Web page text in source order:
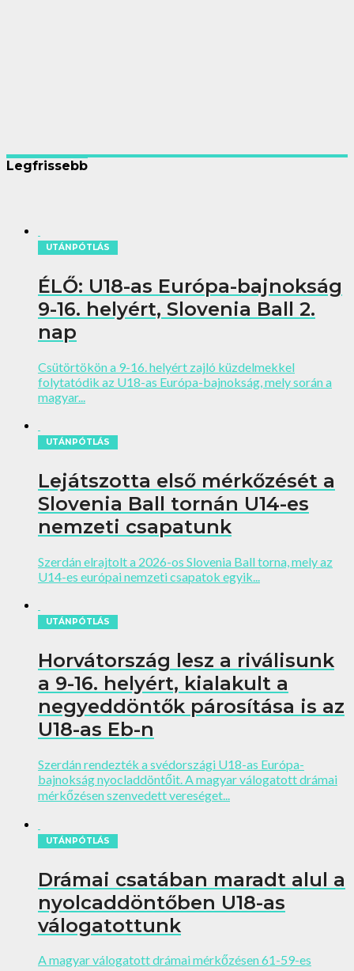
Legfrissebb
UTÁNPÓTLÁS
ÉLŐ: U18-as Európa-bajnokság
9-16. helyért, Slovenia Ball 2.
nap
Csütörtökön a 9-16. helyért zajló küzdelmekkel
folytatódik az U18-as Európa-bajnokság, mely során a
magyar...
UTÁNPÓTLÁS
Lejátszotta első mérkőzését a
Slovenia Ball tornán U14-es
nemzeti csapatunk
Szerdán elrajtolt a 2026-os Slovenia Ball torna, mely az
U14-es európai nemzeti csapatok egyik...
UTÁNPÓTLÁS
Horvátország lesz a riválisunk
a 9-16. helyért, kialakult a
negyeddöntők párosítása is az
U18-as Eb-n
Szerdán rendezték a svédországi U18-as Európa-
bajnokság nyocladdöntőit. A magyar válogatott drámai
mérkőzésen szenvedett vereséget...
UTÁNPÓTLÁS
Drámai csatában maradt alul a
nyolcaddöntőben U18-as
válogatottunk
A magyar válogatott drámai mérkőzésen 61-59-es